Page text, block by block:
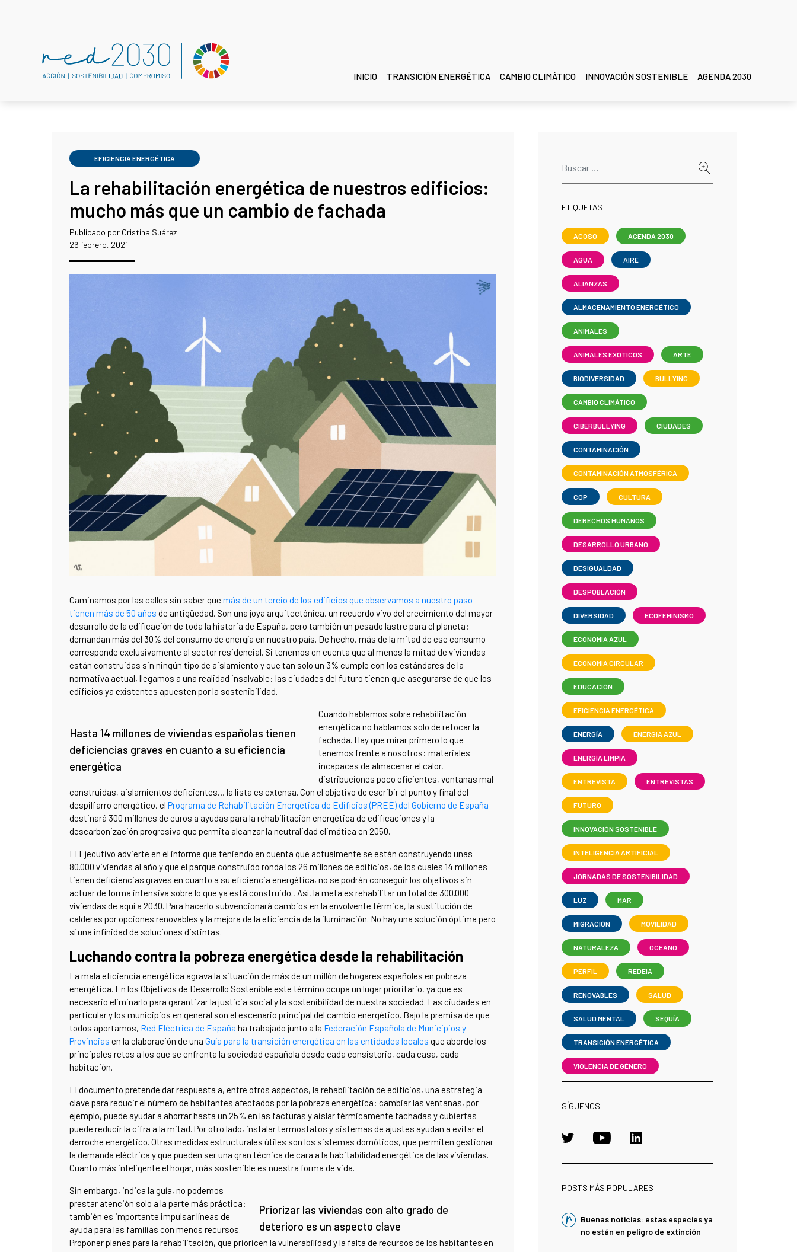
INICIO TRANSICIÓN ENERGÉTICA CAMBIO CLIMÁTICO INNOVACIÓN SOSTENIBLE AGENDA 2030
EFICIENCIA ENERGÉTICA
La rehabilitación energética de nuestros edificios:
mucho más que un cambio de fachada
Publicado por Cristina Suárez
26 febrero, 2021
Caminamos por las calles sin saber que más de un tercio de los edificios que observamos a nuestro paso
tienen más de 50 años de antigüedad. Son una joya arquitectónica, un recuerdo vivo del crecimiento del mayor
desarrollo de la edificación de toda la historia de España, pero también un pesado lastre para el planeta:
demandan más del 30% del consumo de energía en nuestro país. De hecho, más de la mitad de ese consumo
corresponde exclusivamente al sector residencial. Si tenemos en cuenta que al menos la mitad de viviendas
están construidas sin ningún tipo de aislamiento y que tan solo un 3% cumple con los estándares de la
normativa actual, llegamos a una realidad insalvable: las ciudades del futuro tienen que asegurarse de que los
edificios ya existentes apuesten por la sostenibilidad.
Hasta 14 millones de viviendas españolas tienen
deficiencias graves en cuanto a su eficiencia
energética
Cuando hablamos sobre rehabilitación
energética no hablamos solo de retocar la
fachada. Hay que mirar primero lo que
tenemos frente a nosotros: materiales
incapaces de almacenar el calor,
distribuciones poco eficientes, ventanas mal
construidas, aislamientos deficientes… la lista es extensa. Con el objetivo de escribir el punto y final del
despilfarro energético, el Programa de Rehabilitación Energética de Edificios (PREE) del Gobierno de España
destinará 300 millones de euros a ayudas para la rehabilitación energética de edificaciones y la
descarbonización progresiva que permita alcanzar la neutralidad climática en 2050.
El Ejecutivo advierte en el informe que teniendo en cuenta que actualmente se están construyendo unas
80.000 viviendas al año y que el parque construido ronda los 26 millones de edificios, de los cuales 14 millones
tienen deficiencias graves en cuanto a su eficiencia energética, no se podrán conseguir los objetivos sin
actuar de forma intensiva sobre lo que ya está construido., Así, la meta es rehabilitar un total de 300.000
viviendas de aquí a 2030. Para hacerlo subvencionará cambios en la envolvente térmica, la sustitución de
calderas por opciones renovables y la mejora de la eficiencia de la iluminación. No hay una solución óptima pero
sí una infinidad de soluciones distintas.
Luchando contra la pobreza energética desde la rehabilitación
La mala eficiencia energética agrava la situación de más de un millón de hogares españoles en pobreza
energética. En los Objetivos de Desarrollo Sostenible este término ocupa un lugar prioritario, ya que es
necesario eliminarlo para garantizar la justicia social y la sostenibilidad de nuestra sociedad. Las ciudades en
particular y los municipios en general son el escenario principal del cambio energético. Bajo la premisa de que
todos aportamos, Red Eléctrica de España ha trabajado junto a la Federación Española de Municipios y
Provincias en la elaboración de una Guía para la transición energética en las entidades locales que aborde los
principales retos a los que se enfrenta la sociedad española desde cada consistorio, cada casa, cada
habitación.
El documento pretende dar respuesta a, entre otros aspectos, la rehabilitación de edificios, una estrategia
clave para reducir el número de habitantes afectados por la pobreza energética: cambiar las ventanas, por
ejemplo, puede ayudar a ahorrar hasta un 25% en las facturas y aislar térmicamente fachadas y cubiertas
puede reducir la cifra a la mitad. Por otro lado, instalar termostatos y sistemas de ajustes ayudan a evitar el
derroche energético. Otras medidas estructurales útiles son los sistemas domóticos, que permiten gestionar
la demanda eléctrica y que pueden ser una gran técnica de cara a la habitabilidad energética de las viviendas.
Cuanto más inteligente el hogar, más sostenible es nuestra forma de vida.
Priorizar las viviendas con alto grado de
deterioro es un aspecto clave
Sin embargo, indica la guía, no podemos
prestar atención solo a la parte más práctica:
también es importante impulsar líneas de
ayuda para las familias con menos recursos.
Proponer planes para la rehabilitación, que prioricen la vulnerabilidad y la falta de recursos de los habitantes en
ETIQUETAS
ACOSO AGENDA 2030
AGUA AIRE
ALIANZAS
ALMACENAMIENTO ENERGÉTICO
ANIMALES
ANIMALES EXÓTICOS ARTE
BIODIVERSIDAD BULLYING
CAMBIO CLIMÁTICO
CIBERBULLYING CIUDADES
CONTAMINACIÓN
CONTAMINACIÓN ATMOSFÉRICA
COP CULTURA
DERECHOS HUMANOS
DESARROLLO URBANO
DESIGUALDAD
DESPOBLACIÓN
DIVERSIDAD ECOFEMINISMO
ECONOMIA AZUL
ECONOMÍA CIRCULAR
EDUCACIÓN
EFICIENCIA ENERGÉTICA
ENERGÍA ENERGIA AZUL
ENERGÍA LIMPIA
ENTREVISTA ENTREVISTAS
FUTURO
INNOVACIÓN SOSTENIBLE
INTELIGENCIA ARTIFICIAL
JORNADAS DE SOSTENIBILIDAD
LUZ MAR
MIGRACIÓN MOVILIDAD
NATURALEZA OCEANO
PERFIL REDEIA
RENOVABLES SALUD
SALUD MENTAL SEQUÍA
TRANSICIÓN ENERGÉTICA
VIOLENCIA DE GÉNERO
SÍGUENOS
POSTS MÁS POPULARES
Buenas noticias: estas especies ya
no están en peligro de extinción